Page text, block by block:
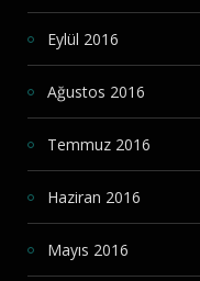
Eylül 2016
Ağustos 2016
Temmuz 2016
Haziran 2016
Mayıs 2016